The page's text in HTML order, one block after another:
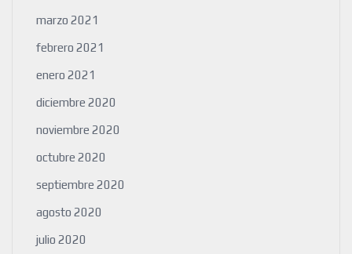
marzo 2021
febrero 2021
enero 2021
diciembre 2020
noviembre 2020
octubre 2020
septiembre 2020
agosto 2020
julio 2020